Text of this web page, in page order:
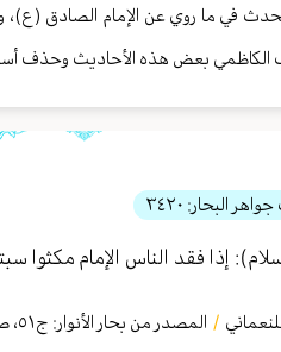
في ما روي عن الإمام الصادق (ع)،
بعض هذه الأحاديث وحذف
البحار: ٣٤٢٠
إذا فقد الناس الإمام مكثوا
/ المصدر من بحار الأنوار: ج٥١،